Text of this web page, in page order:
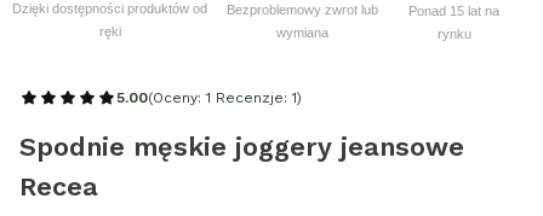
Dzięki dostępności produktów od
ręki
Bezproblemowy zwrot lub
wymiana
Ponad 15 lat na
rynku
5.00(Oceny: 1 Recenzje: 1)
Spodnie męskie joggery jeansowe
Recea